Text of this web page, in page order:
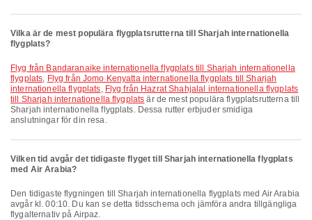
Vilka är de mest populära flygplatsrutterna till Sharjah internationella
flygplats?
Flyg från Bandaranaike internationella flygplats till Sharjah internationella
flygplats, Flyg från Jomo Kenyatta internationella flygplats till Sharjah
internationella flygplats, Flyg från Hazrat Shahjalal internationella flygplats
till Sharjah internationella flygplats är de mest populära flygplatsrutterna till
Sharjah internationella flygplats. Dessa rutter erbjuder smidiga
anslutningar för din resa.
Vilken tid avgår det tidigaste flyget till Sharjah internationella flygplats
med Air Arabia?
Den tidigaste flygningen till Sharjah internationella flygplats med Air Arabia
avgår kl. 00:10. Du kan se detta tidsschema och jämföra andra tillgängliga
flygalternativ på Airpaz.